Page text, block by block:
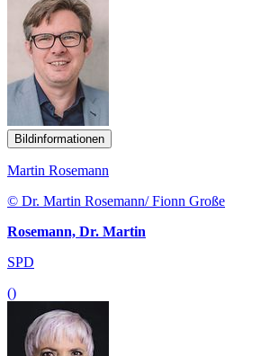
Bildinformationen
Martin Rosemann
© Dr. Martin Rosemann/ Fionn Große
Rosemann, Dr. Martin
SPD
()